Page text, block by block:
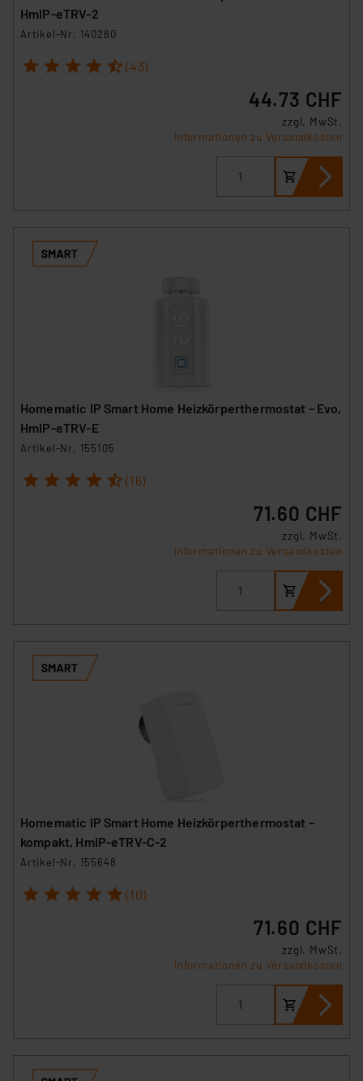
HmIP-eTRV-2
Artikel-Nr. 140280
1 2 3 4 5 (43)
44.73 CHF
zzgl. MwSt.
Informationen zu Versandkosten
Homematic IP Smart Home Heizkörperthermostat – Evo,
HmIP-eTRV-E
Artikel-Nr. 155105
1 2 3 4 5 (16)
71.60 CHF
zzgl. MwSt.
Informationen zu Versandkosten
Homematic IP Smart Home Heizkörperthermostat –
kompakt, HmIP-eTRV-C-2
Artikel-Nr. 155648
1 2 3 4 5 (10)
71.60 CHF
zzgl. MwSt.
Informationen zu Versandkosten